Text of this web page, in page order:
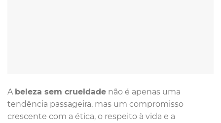
A beleza sem crueldade não é apenas uma
tendência passageira, mas um compromisso
crescente com a ética, o respeito à vida e a